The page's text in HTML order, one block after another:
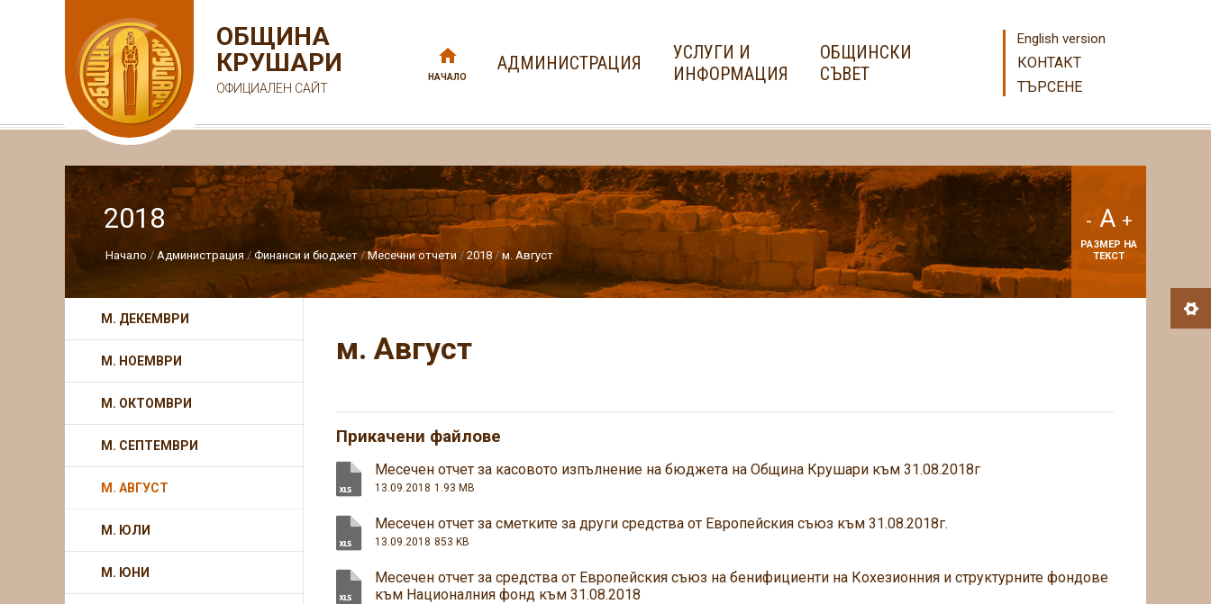
ОБЩИНА
КРУШАРИ
ОФИЦИАЛЕН САЙТ
НАЧАЛО
АДМИНИСТРАЦИЯ
УСЛУГИ И
ИНФОРМАЦИЯ
ОБЩИНСКИ
СЪВЕТ
English version
КОНТАКТ
ТЪРСЕНЕ
2018
Начало Администрация Финанси и бюджет Месечни отчети 2018 м. Август
- A +
РАЗМЕР НА
ТЕКСТ
м. Август
Прикачени файлове
Месечен отчет за касовото изпълнение на бюджета на Община Крушари към 31.08.2018г
13.09.2018 1.93 MB
Месечен отчет за сметките за други средства от Европейския съюз към 31.08.2018г.
13.09.2018 853 KB
Месечен отчет за средства от Европейския съюз на бенифициенти на Кохезионния и структурните фондове
към Националния фонд към 31.08.2018
М. ДЕКЕМВРИ
М. НОЕМВРИ
М. ОКТОМВРИ
М. СЕПТЕМВРИ
М. АВГУСТ
М. ЮЛИ
М. ЮНИ